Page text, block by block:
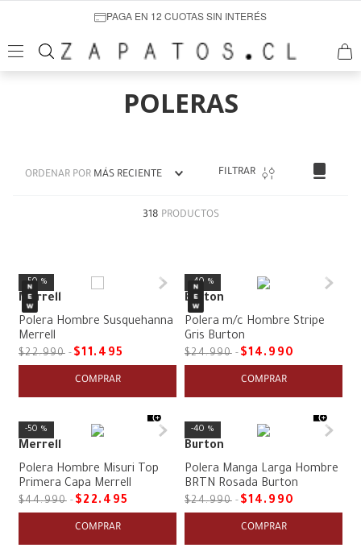
PAGA EN 12 CUOTAS SIN INTERÉS
POLERAS
ORDENAR POR MÁS RECIENTE FILTRAR
318 PRODUCTOS
50 %
Merrell
Polera Hombre Susquehanna
Merrell
$22.990 $11. 495
COMPRAR
40 %
Burton
Polera m/c Hombre Stripe
Gris Burton
$24.990 $14. 990
COMPRAR
50 %
Merrell
Polera Hombre Misuri Top
Primera Capa Merrell
$44.990 $22. 495
COMPRAR
40 %
Burton
Polera Manga Larga Hombre
BRTN Rosada Burton
$24.990 $14. 990
COMPRAR